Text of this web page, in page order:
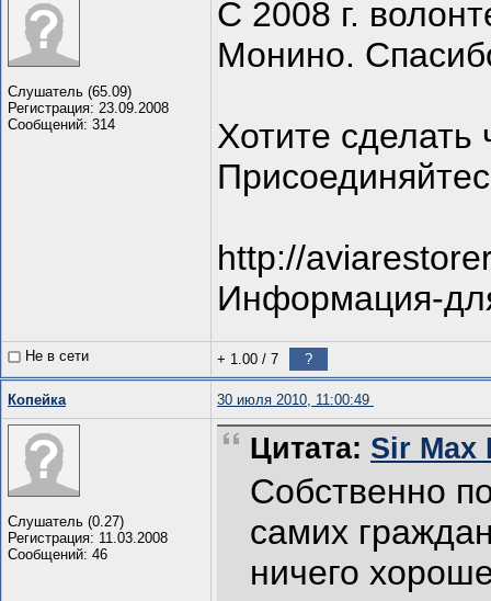
Слушатель (65.09)
Регистрация: 23.09.2008
Сообщений: 314
С 2008 г.
Монино.
Хотите
http://
Информация-
Не в сети + 1.00 / 7 ?
Копейка 30 июля 2010, 11:00:49
Слушатель (0.27)
Регистрация: 11.03.2008
Сообщений: 46
Цитата: Sir Max
Собственно
самих
ничего